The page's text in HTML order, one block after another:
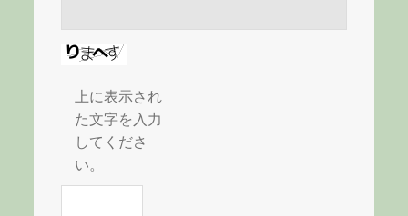
上に表示され
た文字を入力
してくださ
い。